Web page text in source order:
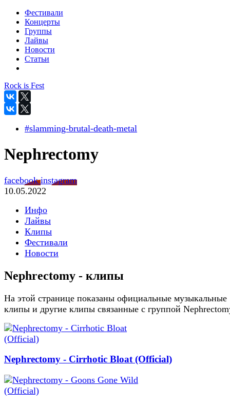
Фестивали
Концерты
Группы
Лайвы
Новости
Статьи
Rock is Fest
#slamming-brutal-death-metal
Nephrectomy
facebookinstagram
10.05.2022
Инфо
Лайвы
Клипы
Фестивали
Новости
Nephrectomy - клипы
На этой странице показаны официальные музыкальные
клипы и другие клипы связанные с группой
Nephrectomy - Cirrhotic Bloat (Official)